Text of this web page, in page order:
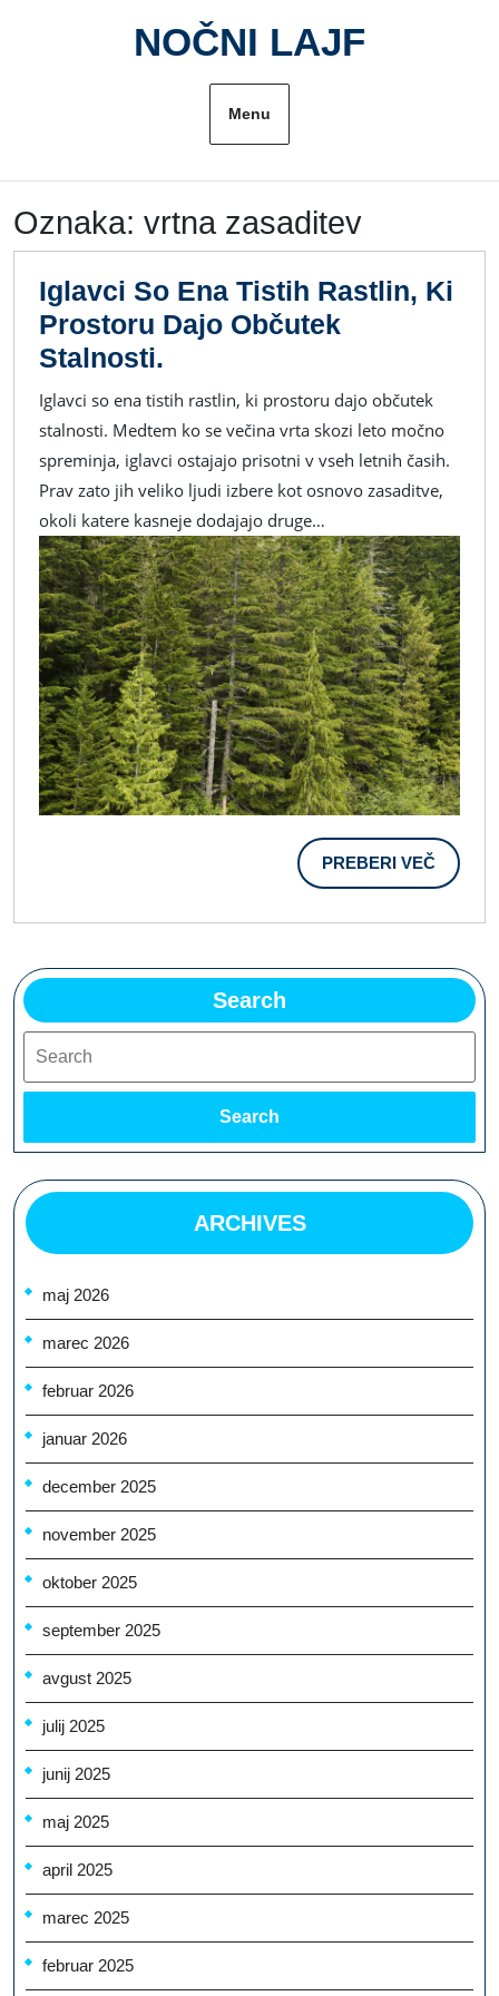
NOČNI LAJF
Menu
Oznaka: vrtna zasaditev
Iglavci So Ena Tistih Rastlin, Ki
Prostoru Dajo Občutek
Stalnosti.
So
Ena
Tistih
Rastlin,
Ki
Prostoru
Dajo
Občutek
Stalnosti.
Iglavci so ena tistih rastlin, ki prostoru dajo občutek
stalnosti. Medtem ko se večina vrta skozi leto močno
spreminja, iglavci ostajajo prisotni v vseh letnih časih.
Prav zato jih veliko ljudi izbere kot osnovo zasaditve,
okoli katere kasneje dodajajo druge…
PREBERI VEČ
VEČ
Search
Search
ARCHIVES
maj 2026
marec 2026
februar 2026
januar 2026
december 2025
november 2025
oktober 2025
september 2025
avgust 2025
julij 2025
junij 2025
maj 2025
april 2025
marec 2025
februar 2025